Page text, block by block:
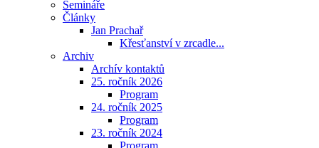
Semináře
Články
Jan Prachař
Křesťanství v zrcadle...
Archiv
Archív kontaktů
25. ročník 2026
Program
24. ročník 2025
Program
23. ročník 2024
Program